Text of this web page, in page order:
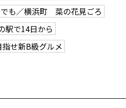
も／横浜町 菜の花見ごろ
駅で14日から
せ新B級グルメ